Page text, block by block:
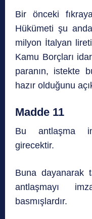
Bir önceki
Hükümeti şu
milyon İtalyan
Kamu Borçları
paranın, istekte
hazır olduğunu
Madde 11
Bu antlaşma
girecektir.
Buna dayanarak
antlaşmayı
basmışlardır.